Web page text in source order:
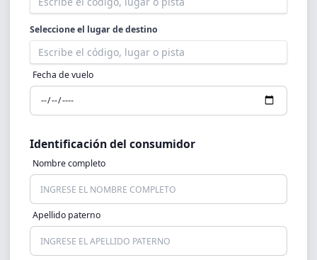
Seleccione el lugar de destino
Fecha de vuelo
Identificación del consumidor
Nombre completo
Apellido paterno